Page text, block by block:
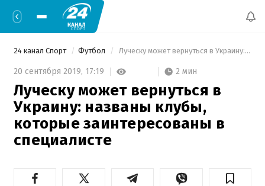
24 канал Спорт Футбол Луческу может вернуться в Украину: названы клубы, которые заинтересованы в специалисте
20 сентября 2019, 17:19 2 мин
Луческу может вернуться в
Украину: названы клубы,
которые заинтересованы в
специалисте